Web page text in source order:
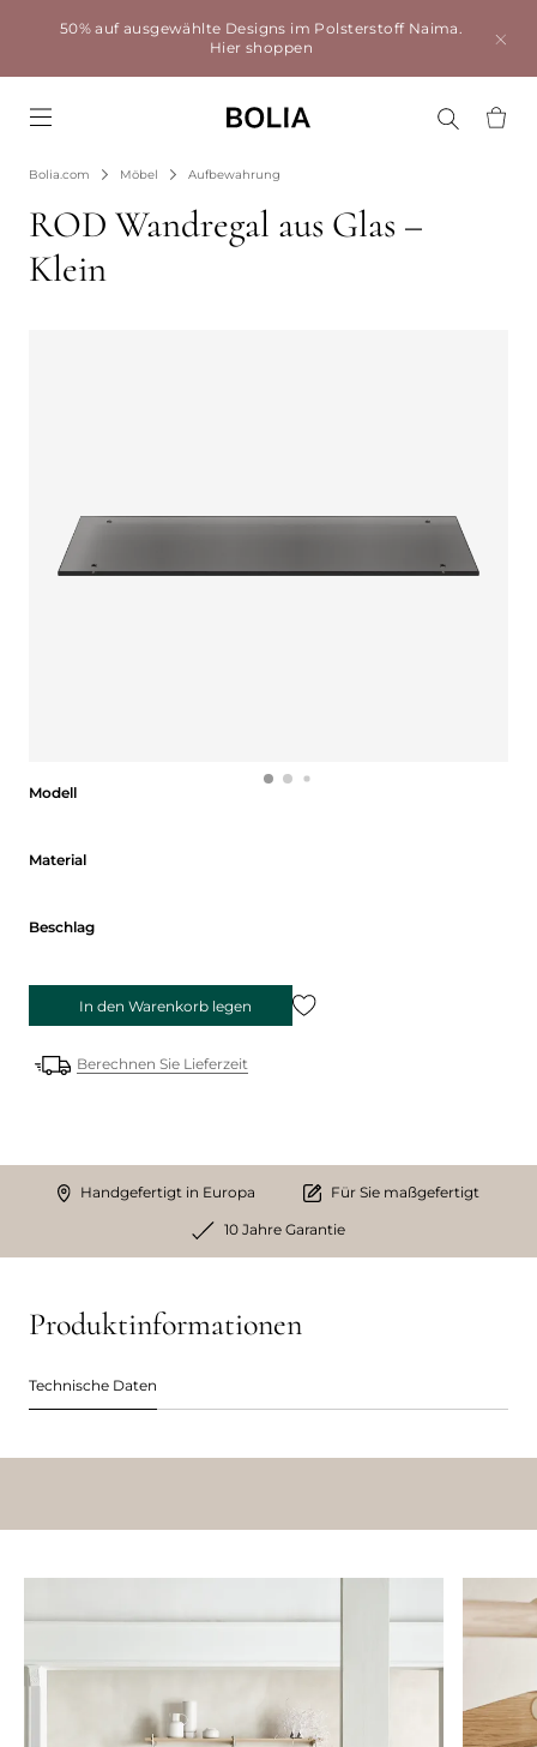
50% auf ausgewählte Designs im Polsterstoff Naima.
Hier shoppen
Bolia.com Möbel Aufbewahrung
ROD Wandregal aus Glas –
Klein
Modell
Material
Beschlag
In den Warenkorb legen
Berechnen Sie Lieferzeit
Handgefertigt in Europa Für Sie maßgefertigt
10 Jahre Garantie
Produktinformationen
Technische Daten